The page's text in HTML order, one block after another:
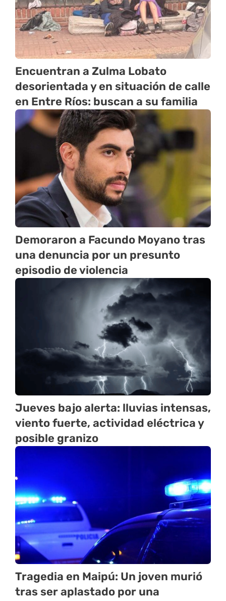
Encuentran a Zulma Lobato
desorientada y en situación de calle
en Entre Ríos: buscan a su familia
Demoraron a Facundo Moyano tras
una denuncia por un presunto
episodio de violencia
Jueves bajo alerta: lluvias intensas,
viento fuerte, actividad eléctrica y
posible granizo
Tragedia en Maipú: Un joven murió
tras ser aplastado por una